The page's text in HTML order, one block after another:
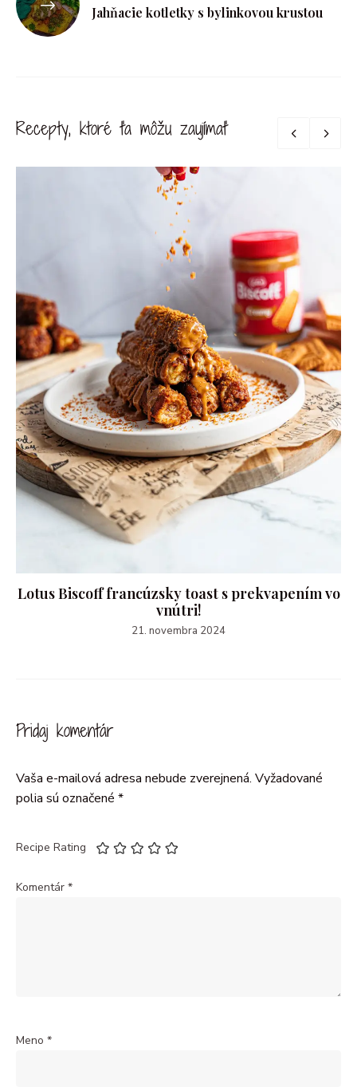
Jahňacie kotletky s bylinkovou krustou
Recepty, ktoré ťa môžu zaujímať
Lotus Biscoff francúzsky toast s prekvapením vo
vnútri!
21. novembra 2024
Pridaj komentár
Vaša e-mailová adresa nebude zverejnená. Vyžadované
polia sú označené *
Recipe Rating
Komentár *
Meno *